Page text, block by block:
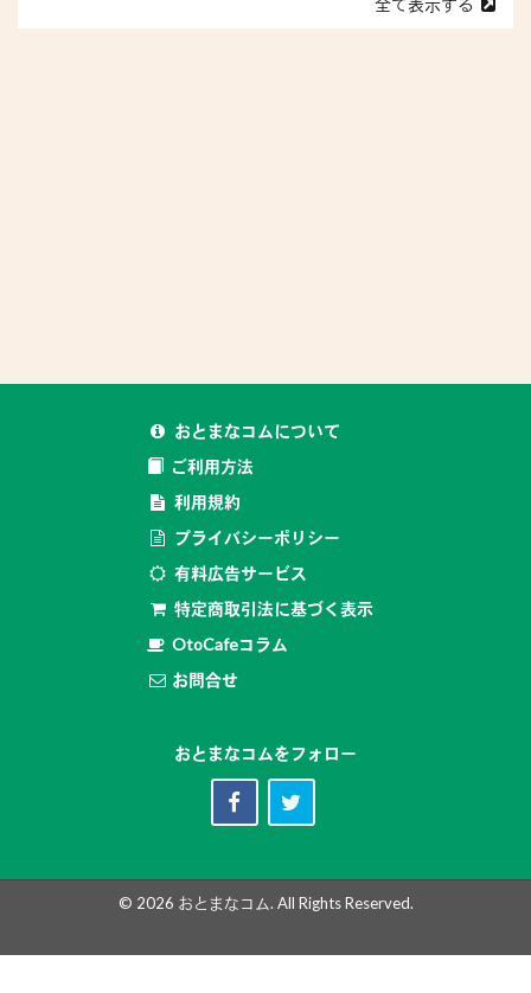
おとまなコムについて
ご利用方法
利用規約
プライバシーポリシー
有料広告サービス
特定商取引法に基づく表示
OtoCafeコラム
お問合せ
おとまなコムをフォロー
© 2026 おとまなコム. All Rights Reserved.